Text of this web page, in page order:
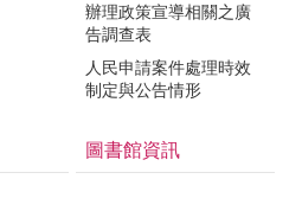
辦理政策宣導相關之廣
告調查表
人民申請案件處理時效
制定與公告情形
圖書館資訊